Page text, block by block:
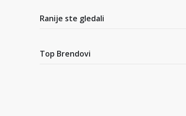
5
Ranije ste gledali
Top Brendovi